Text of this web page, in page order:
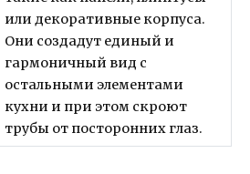
или декоративные корпуса.
Они создадут единый и
гармоничный вид с
остальными элементами
кухни и при этом скроют
трубы от посторонних глаз.